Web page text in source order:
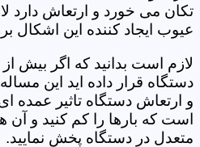
تکان می خورد و ارتعاش دارد
عیوب ایجاد کننده این اشکال
لازم است بدانید که اگر بیش از
دستگاه قرار داده اید این
و ارتعاش دستگاه تاثیر عمده ای
است که بارها را کم کنید و آن
متعدل در دستگاه پخش نمایید.